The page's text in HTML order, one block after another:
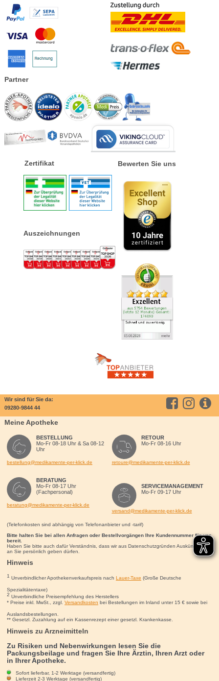
Partner
Zertifikat
Auszeichnungen
Bewerten Sie uns
Wir sind für Sie da:
09280-9844 44
Meine Apotheke
BESTELLUNG
Mo-Fr 08-18 Uhr & Sa 08-12
Uhr
bestellung@medikamente-per-klick.de
BERATUNG
Mo-Fr 08-17 Uhr
(Fachpersonal)
beratung@medikamente-per-klick.de
RETOUR
Mo-Fr 08-16 Uhr
retoure@medikamente-per-klick.de
SERVICEMANAGEMENT
Mo-Fr 09-17 Uhr
versand@medikamente-per-klick.de
(Telefonkosten sind abhängig von Telefonanbieter und -tarif)
Bitte halten Sie bei allen Anfragen oder Bestellvorgängen Ihre Kundennummer für uns
bereit.
Haben Sie bitte auch dafür Verständnis, dass wir aus Datenschutzgründen Auskünfte nur
an Sie persönlich geben dürfen.
Hinweis
1 Unverbindlicher Apothekenverkaufspreis nach Lauer-Taxe (Große Deutsche
Spezialitätentaxe)
2 Unverbindliche Preisempfehlung des Herstellers
* Preise inkl. MwSt., zzgl. Versandkosten bei Bestellungen im Inland unter 15 €sowie bei
Auslandsbestellungen.
** Gesetzl. Zuzahlung auf ein Kassenrezept einer gesetzl. Krankenkasse.
Hinweis zu Arzneimitteln
Zu Risiken und Nebenwirkungen lesen Sie die
Packungsbeilage und fragen Sie Ihre Ärztin, Ihren Arzt oder
in Ihrer Apotheke.
Sofort lieferbar, 1-2 Werktage (versandfertig)
Lieferzeit 2-3 Werktage (versandfertig)